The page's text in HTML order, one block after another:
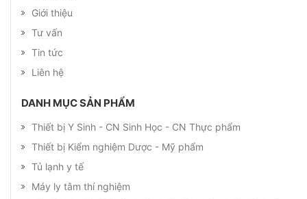
Giới thiệu
Tư vấn
Tin tức
Liên hệ
DANH MỤC SẢN PHẨM
Thiết bị Y Sinh - CN Sinh Học - CN Thực phẩm
Thiết bị Kiểm nghiệm Dược - Mỹ phẩm
Tủ lạnh y tế
Máy ly tâm thí nghiệm